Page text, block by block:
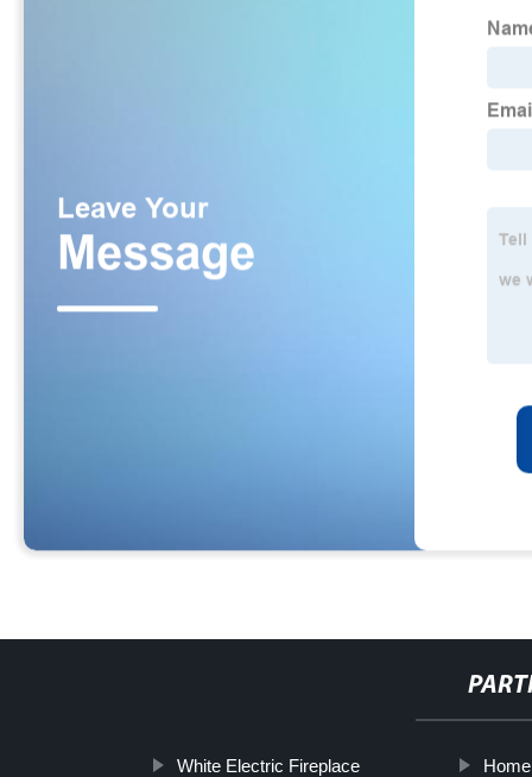
White Electric Fireplace